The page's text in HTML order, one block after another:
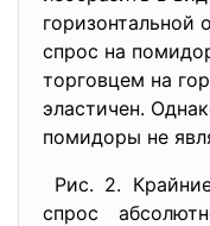
горизонтальной
спрос на
торговцем на
эластичен.
помидоры не
Рис. 2.
спрос